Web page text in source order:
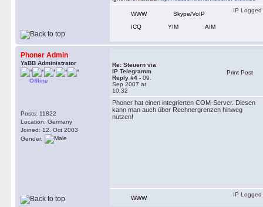
WWW
Skype/VoIP
ICQ
YIM AIM
IP Logged
Phoner Admin
YaBB Administrator
Offline
Posts: 11822
Location: Germany
Joined: 12. Oct 2003
Gender:
Re: Steuern via
IP Telegramm
Reply #4 - 09.
Sep 2007 at
10:32
Print Post
Phoner hat einen integrierten COM-Server. Diesen
kann man auch über Rechnergrenzen hinweg
nutzen!
WWW
IP Logged